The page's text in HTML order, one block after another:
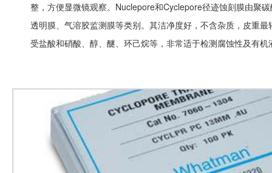
整，方便显微镜观察。Nuclepore和Cyclepore径迹蚀刻膜由聚
透明膜、气溶胶监测膜等类别。其洁净度好，不含杂质，皮重
受盐酸和硝酸、醇、醚、环己烷等，非常适于检测腐蚀性及有机